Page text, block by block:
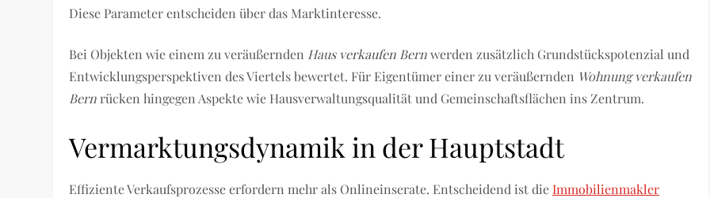
Diese Parameter entscheiden über das Marktinteresse.
Bei Objekten wie einem zu veräußernden Haus verkaufen Bernwerden zusätzlich Grundstückspotenzial und
Entwicklungsperspektiven des Viertels bewertet. Für Eigentümer einer zu veräußernden Wohnung verkaufen
Bern rücken hingegen Aspekte wie Hausverwaltungsqualität und Gemeinschaftsflächen ins Zentrum.
Vermarktungsdynamik in der Hauptstadt
Effiziente Verkaufsprozesse erfordern mehr als Onlineinserate. Entscheidend ist die Immobilienmakler